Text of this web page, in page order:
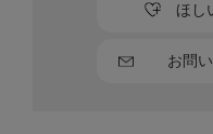
お問
ほし